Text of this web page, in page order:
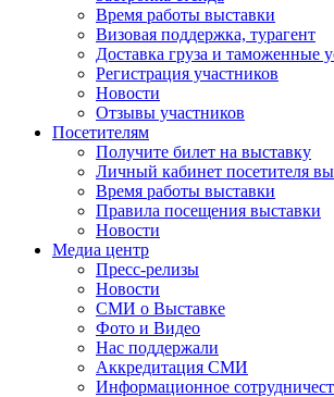
Время работы выставки
Визовая поддержка, турагент
Доставка груза и таможенные
Регистрация участников
Новости
Отзывы участников
Посетителям
Получите билет на выставку
Личный кабинет посетителя
Время работы выставки
Правила посещения выставки
Новости
Медиа центр
Пресс-релизы
Новости
СМИ о Выставке
Фото и Видео
Нас поддержали
Аккредитация СМИ
Информационное